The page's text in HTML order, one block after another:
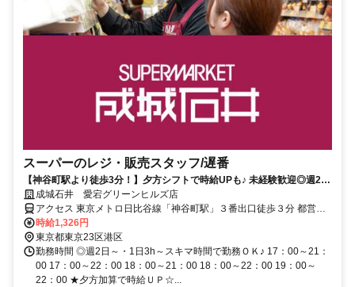
スーパーのレジ・販売スタッフ/遅番
【神谷町駅より徒歩3分！】夕方シフトで時給UPも♪ 未経験歓迎◎週2
日・1日3h～でOK！スキマ時間を有効活用★
成城石井 愛宕グリーンヒルズ店
アクセス 東京メトロ日比谷線「神谷町駅」３番出口徒歩３分 都営三
田線「御成門駅」A5出口徒歩５分
時給1,326円
東京都東京23区港区
勤務時間 ◎週2日～・1日3h～スキマ時間で勤務ＯＫ♪ 17：00～21：
00 17：00～22：00 18：00～21：00 18：00～22：00 19：00～
22：00 ★夕方加算で時給ＵＰ☆...